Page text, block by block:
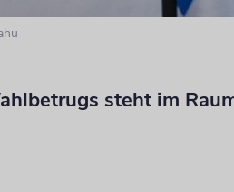
steht im